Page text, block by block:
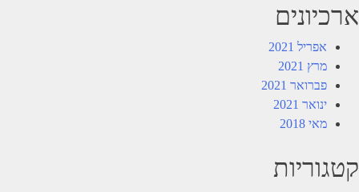
ארכיונים
אפריל 2021
מרץ 2021
פברואר 2021
ינואר 2021
מאי 2018
קטגוריות